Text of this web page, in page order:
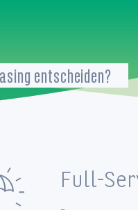
entscheiden?
Full-